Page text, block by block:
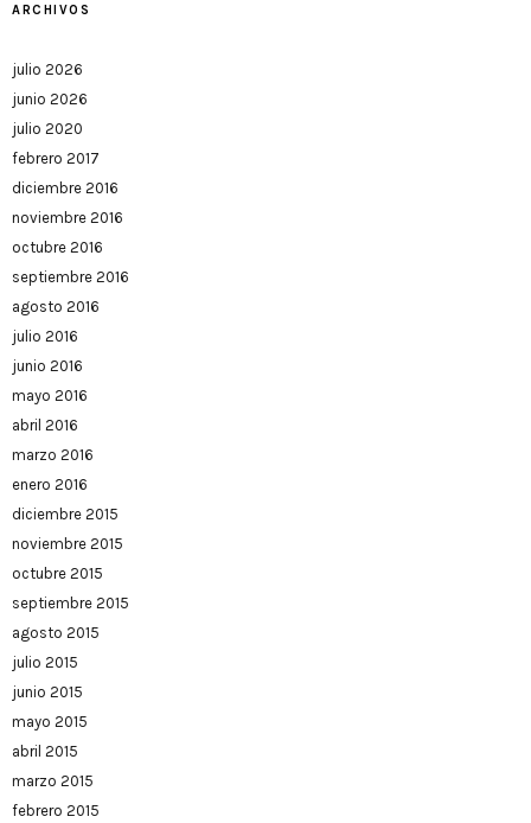
ARCHIVOS
julio 2026
junio 2026
julio 2020
febrero 2017
diciembre 2016
noviembre 2016
octubre 2016
septiembre 2016
agosto 2016
julio 2016
junio 2016
mayo 2016
abril 2016
marzo 2016
enero 2016
diciembre 2015
noviembre 2015
octubre 2015
septiembre 2015
agosto 2015
julio 2015
junio 2015
mayo 2015
abril 2015
marzo 2015
febrero 2015